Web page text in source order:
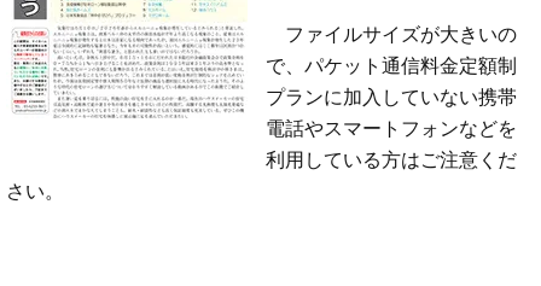
ファイルサイズが大きいの
で、パケット通信料金定額制
プランに加入していない携帯
電話やスマートフォンなどを
利用している方はご注意くだ
さい。